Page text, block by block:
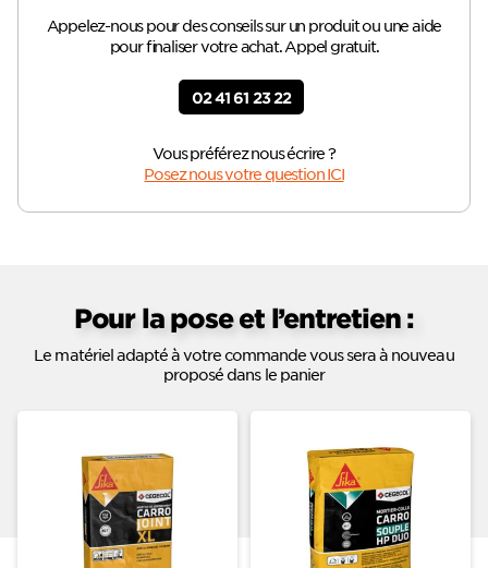
Appelez-nous pour des conseils sur un produit ou une aide
pour finaliser votre achat. Appel gratuit.
02 41 61 23 22
Vous préférez nous écrire ?
Posez nous votre question ICI
Pour la pose et l’entretien :
Le matériel adapté à votre commande vous sera à nouveau
proposé dans le panier